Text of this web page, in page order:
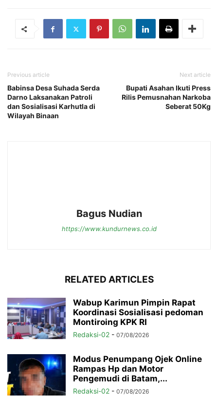
Previous article
Babinsa Desa Suhada Serda
Darno Laksanakan Patroli
dan Sosialisasi Karhutla di
Wilayah Binaan
Next article
Bupati Asahan Ikuti Press
Rilis Pemusnahan Narkoba
Seberat 50Kg
Bagus Nudian
https://www.kundurnews.co.id
RELATED ARTICLES
Wabup Karimun Pimpin Rapat
Koordinasi Sosialisasi pedoman
Montiroing KPK RI
Redaksi-02 - 07/08/2026
Modus Penumpang Ojek Online
Rampas Hp dan Motor
Pengemudi di Batam,...
Redaksi-02 - 07/08/2026